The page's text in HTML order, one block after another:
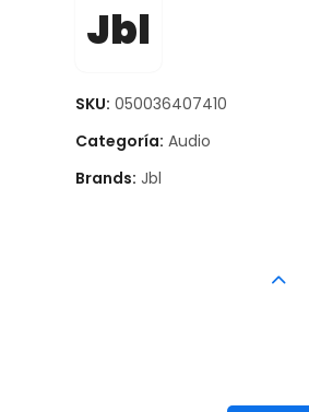
Jbl
SKU: 050036407410
Categoría: Audio
Brands: Jbl